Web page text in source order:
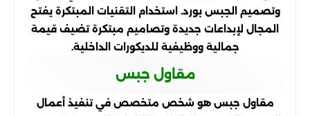
وتصميم الجبس بورد. استخدام التقنيات المبتكرة يفتح
المجال لإبداعات جديدة وتصاميم مبتكرة تضيف قيمة
جمالية ووظيفية للديكورات الداخلية.
مقاول جبس
مقاول جبس هو شخص متخصص في تنفيذ أعمال